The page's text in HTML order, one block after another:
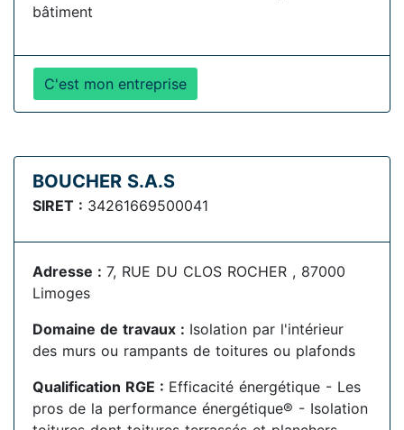
bâtiment
C'est mon entreprise
BOUCHER S.A.S
SIRET : 34261669500041
Adresse : 7, RUE DU CLOS ROCHER , 87000
Limoges
Domaine de travaux : Isolation par l'intérieur
des murs ou rampants de toitures ou plafonds
Qualification RGE : Efficacité énergétique - Les
pros de la performance énergétique® - Isolation